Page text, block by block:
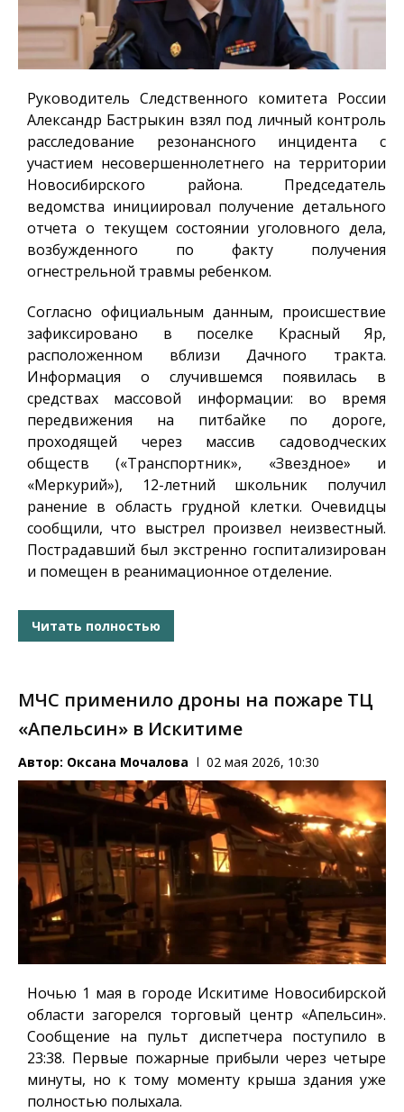
Руководитель Следственного комитета России
Александр Бастрыкин взял под личный контроль
расследование резонансного инцидента с
участием несовершеннолетнего на территории
Новосибирского района. Председатель
ведомства инициировал получение детального
отчета о текущем состоянии уголовного дела,
возбужденного по факту получения
огнестрельной травмы ребенком.
Согласно официальным данным, происшествие
зафиксировано в поселке Красный Яр,
расположенном вблизи Дачного тракта.
Информация о случившемся появилась в
средствах массовой информации: во время
передвижения на питбайке по дороге,
проходящей через массив садоводческих
обществ («Транспортник», «Звездное» и
«Меркурий»), 12-летний школьник получил
ранение в область грудной клетки. Очевидцы
сообщили, что выстрел произвел неизвестный.
Пострадавший был экстренно госпитализирован
и помещен в реанимационное отделение.
Читать полностью
МЧС применило дроны на пожаре ТЦ
«Апельсин» в Искитиме
Автор: Оксана Мочалова 02 мая 2026, 10:30
Ночью 1 мая в городе Искитиме Новосибирской
области загорелся торговый центр «Апельсин».
Сообщение на пульт диспетчера поступило в
23:38. Первые пожарные прибыли через четыре
минуты, но к тому моменту крыша здания уже
полностью полыхала.